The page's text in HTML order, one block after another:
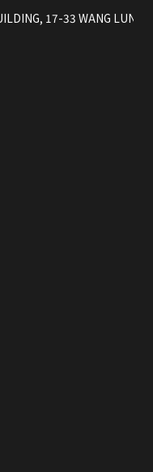
17-33 WANG LUNG